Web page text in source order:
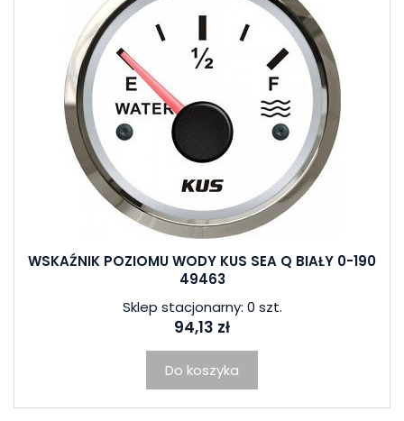
WSKAŹNIK POZIOMU WODY KUS SEA Q BIAŁY 0-190
49463
Sklep stacjonarny: 0 szt.
94,13 zł
Do koszyka